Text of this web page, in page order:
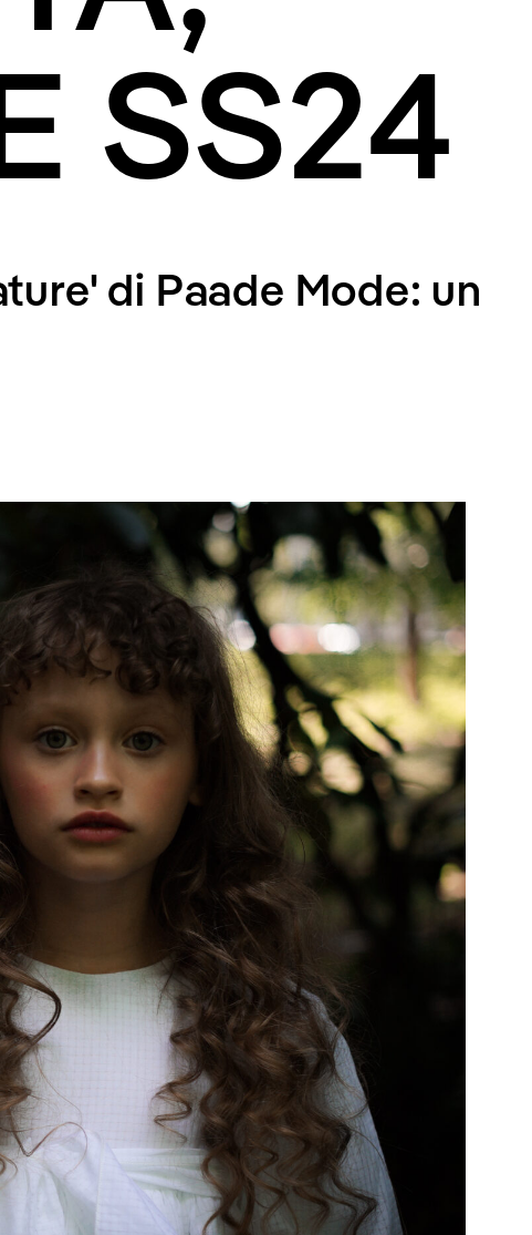
SS24
di Paade Mode: un